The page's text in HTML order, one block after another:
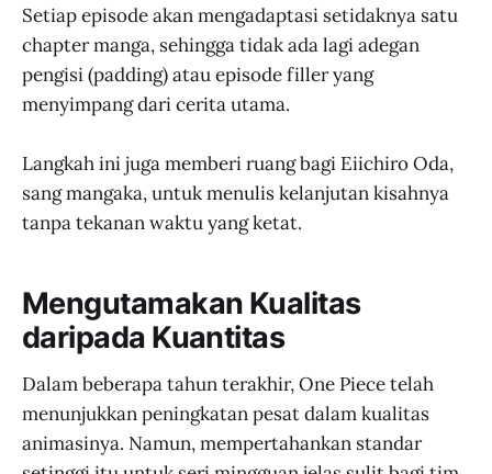
Setiap episode akan mengadaptasi setidaknya satu
chapter manga, sehingga tidak ada lagi adegan
pengisi (padding) atau episode filler yang
menyimpang dari cerita utama.
Langkah ini juga memberi ruang bagi Eiichiro Oda,
sang mangaka, untuk menulis kelanjutan kisahnya
tanpa tekanan waktu yang ketat.
Mengutamakan Kualitas
daripada Kuantitas
Dalam beberapa tahun terakhir, One Piece telah
menunjukkan peningkatan pesat dalam kualitas
animasinya. Namun, mempertahankan standar